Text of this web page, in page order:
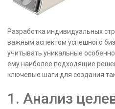
Разработка индивидуальных
важным аспектом успешного
учитывать уникальные
ему наиболее подходящие
ключевые шаги для создания
1. Анализ